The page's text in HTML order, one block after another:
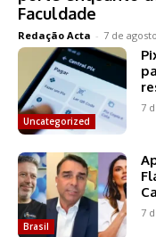
Faculdade
Redação Acta - 7 de
Uncategorized
7
Brasil
7